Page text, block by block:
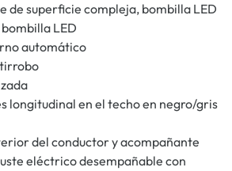
de superficie compleja, bombilla LED
LED
automático
longitudinal en el techo en negro/gris
del conductor y acompañante
eléctrico desempañable con